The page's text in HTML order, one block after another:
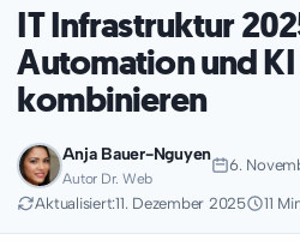
IT Infrastruktur
Automation und
kombinieren
Anja Bauer-Nguyen
Autor Dr. Web
6.
Aktualisiert:11. Dezember 2025 11